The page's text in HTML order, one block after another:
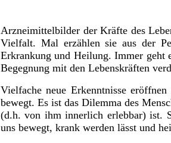
Arzneimittelbilder der Kräfte des
Vielfalt. Mal erzählen sie aus der
Erkrankung und Heilung. Immer geht
Begegnung mit den Lebenskräften
Vielfache neue Erkenntnisse
bewegt. Es ist das Dilemma des
(d.h. von ihm innerlich erlebbar) ist.
uns bewegt, krank werden lässt und